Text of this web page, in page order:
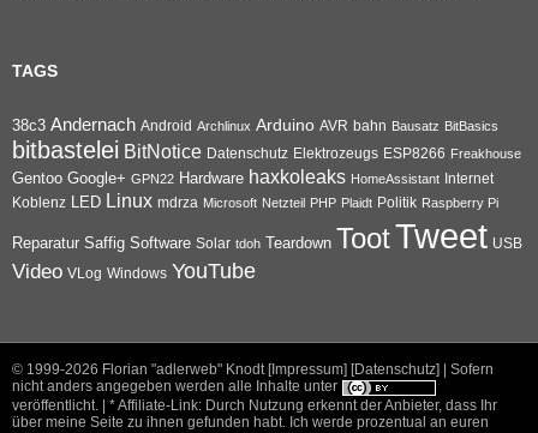
TAGS
38c3 Andernach Android Archlinux Arduino AVR bahn Bausatz BitBasics
bitbastelei BitNotice Datenschutz Elektrozeugs ESP8266 Freakhouse
Gentoo Google+ GPN22 Hardware haxkoleaks HomeAssistant Internet
Koblenz LED Linux mdrza Microsoft Netzteil PHP Plaidt Politik Raspberry Pi
Reparatur Saffig Software Solar tdoh Teardown TootTweet USB
Video VLog Windows YouTube
© 1999-2026 Florian "adlerweb" Knodt [Impressum] [Datenschutz] | Sofern
nicht anders angegeben werden alle Inhalte unter
veröffentlicht. | * Affiliate-Link: Durch Nutzung erkennt der Anbieter, dass Ihr
über meine Seite zu ihnen gefunden habt. Ich werde prozentual an euren